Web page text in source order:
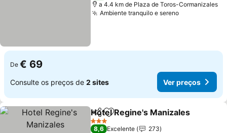
a 4.4 km de Plaza de Toros-Cormanizales
Ambiente tranquilo e sereno
De € 69
Consulte os preços de 2 sites Ver preços
PartilharAdicionar aos favoritos
Hotel Regine's Manizales
3 Estrelas
8,6 Excelente
273